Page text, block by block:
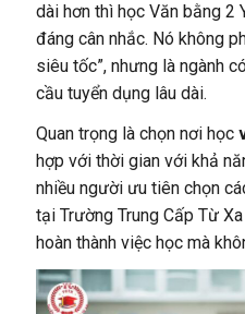
dài hơn thì học Văn bằng 2
đáng cân nhắc. Nó không
siêu tốc”, nhưng là ngành
cầu tuyển dụng lâu dài.
Quan trọng là chọn nơi học
hợp với thời gian với khả
nhiều người ưu tiên chọn
tại Trường Trung Cấp Từ
hoàn thành việc học mà